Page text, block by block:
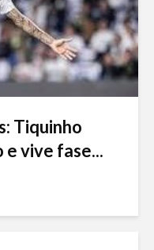
Tiquinho
e vive fase...